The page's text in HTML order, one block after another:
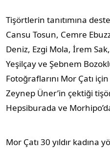
Tişörtlerin tanıtımına
Cansu Tosun, Cemre
Deniz, Ezgi Mola, İrem
Yeşilçay ve Şebnem
Fotoğraflarını Mor Çatı
Zeynep Üner’in çektiği
Hepsiburada ve
Mor Çatı 30 yıldır kadına